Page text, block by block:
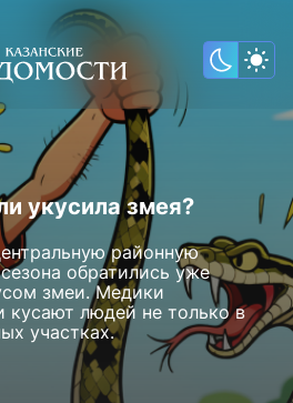
укусила змея?
районную
обратились уже
змеи. Медики
кусают людей не только в
участках.